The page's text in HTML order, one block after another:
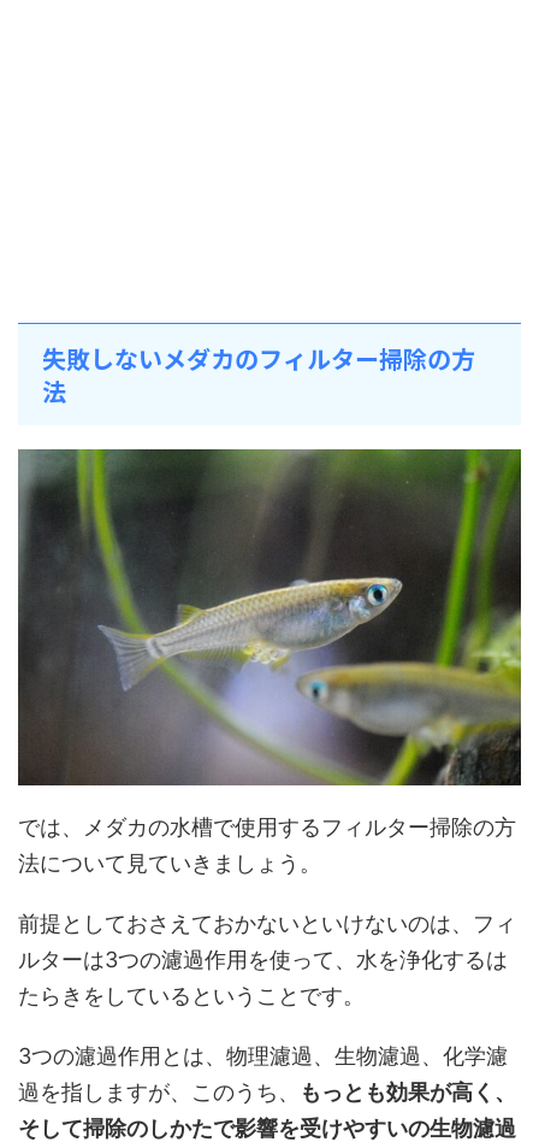
失敗しないメダカのフィルター掃除の方
法
では、メダカの水槽で使用するフィルター掃除の方
法について見ていきましょう。
前提としておさえておかないといけないのは、フィ
ルターは3つの濾過作用を使って、水を浄化するは
たらきをしているということです。
3つの濾過作用とは、物理濾過、生物濾過、化学濾
過を指しますが、このうち、
もっとも効果が高く、
そして掃除のしかたで影響を受けやすいの生物濾過